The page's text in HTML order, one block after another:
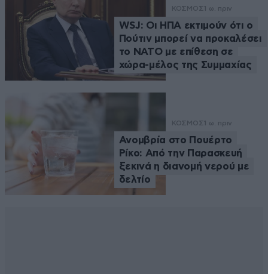
ΚΟΣΜΟΣ 1 ω. πριν
WSJ: Οι ΗΠΑ εκτιμούν ότι ο
Πούτιν μπορεί να προκαλέσει
το ΝΑΤΟ με επίθεση σε
χώρα-μέλος της Συμμαχίας
ΚΟΣΜΟΣ 1 ω. πριν
Ανομβρία στο Πουέρτο
Ρίκο: Από την Παρασκευή
ξεκινά η διανομή νερού με
δελτίο